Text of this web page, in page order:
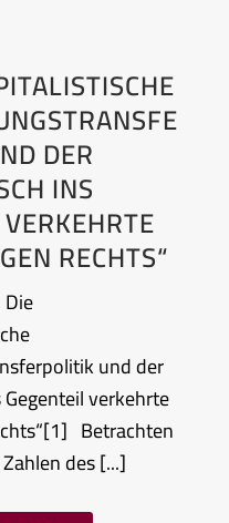
DER
INS
RECHTS“
und der
verkehrte
Betrachten
des [...]